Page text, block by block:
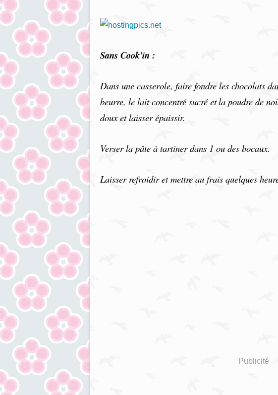
Sans Cook'in :
Dans une casserole, faire fondre les chocolats
beurre, le lait concentré sucré etla poudre de
doux et laisser épaissir.
Verser la pâte à tartiner dans 1 ou des bocaux.
Laisser refroidir et mettre au frais quelques
Publicité